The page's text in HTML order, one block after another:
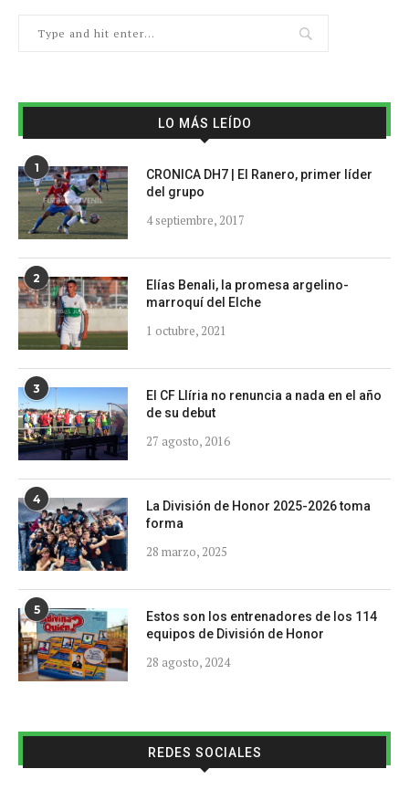
LO MÁS LEÍDO
1
CRONICA DH7 | El Ranero, primer líder
del grupo
4 septiembre, 2017
2
Elías Benali, la promesa argelino-
marroquí del Elche
1 octubre, 2021
3
El CF Llíria no renuncia a nada en el año
de su debut
27 agosto, 2016
4
La División de Honor 2025-2026 toma
forma
28 marzo, 2025
5
Estos son los entrenadores de los 114
equipos de División de Honor
28 agosto, 2024
REDES SOCIALES